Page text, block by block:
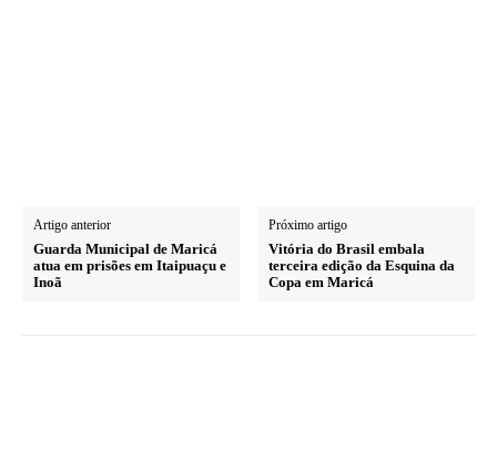
Artigo anterior
Guarda Municipal de Maricá
atua em prisões em Itaipuaçu e
Inoã
Próximo artigo
Vitória do Brasil embala
terceira edição da Esquina da
Copa em Maricá